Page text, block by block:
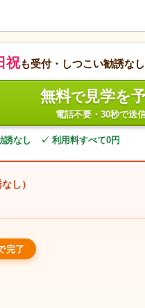
祝も受付・しつこい勧誘なし
無料で見学を
電話不要・30秒で送
なし ✓ 利用料すべて0円
し）
完了